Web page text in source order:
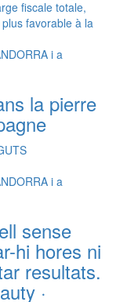
i a
la pierre
i a
sense
hi hores ni
resultats.
·